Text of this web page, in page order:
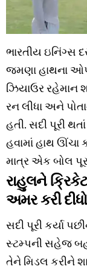
ભારતીય ઇનિંગ્સ
જમણા હાથના
ઝિયાઉર રહેમાન
રન લીધા અને
હતી. સદી પૂરી
હવામાં હાથ ઊંચા
માત્ર એક બોલ
રાહુલને
અમર કરી દીધો
સદી પૂરી કર્યા
સ્ટમ્પની સહેજ
તેને મિડલ કરીને